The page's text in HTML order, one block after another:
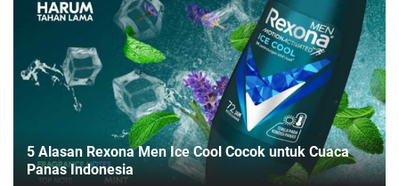
5 Alasan Rexona Men Ice Cool Cocok untuk Cuaca
Panas Indonesia